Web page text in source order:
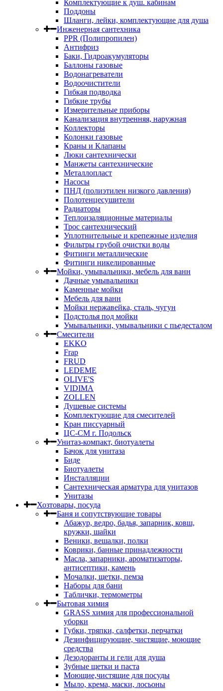
Комплектующие к душ. кабинам
Поддоны
Шланги, лейки, комплектующие для душа
Инженерная сантехника
PPR (Полипропилен)
Антифриз
Баки, Гидроакумуляторы
Баллоны газовые
Водонагреватели
Водоочистители
Гибкая подводка
Гибкие трубы
Измерительные приборы
Канализация внутренняя, наружная
Коллекторы
Колонки газовые
Краны и Клапаны
Люки сантехнически
Манжеты сантехнические
Металлопласт
Насосы
ПНД (полиэтилен низкого давления)
Полотенцесушители
Радиаторы
Теплоизаляционные материалы
Трос сантехнический
Уплотнительные и крепежные изделия
Фильтры грубой очистки воды
Фитинги металлические
Фитинги никелированные
Мойки, умывальники, мебель для ванн
Дачные умывальники
Каменные мойки
Мебель для ванн
Мойки нержавейка, сталь, чугун
Подстолья под мойки
Умывальники, умывальники с пьедесталом
Смесители
EKKO
Frap
FRUD
LEDEME
OLIVE'S
VIDIMA
ZOLLEN
Душевые системы
Комплектующие для смесителей
Кран писсуарный
ЦС-СМ г. Подольск
Унитаз-компакт, биотуалеты
Бачок для унитаза
Биде
Биотуалеты
Инсталляции
Сантехническая арматура для унитазов
Унитазы
Хозтовары, посуда
Баня и сопутствующие товары
Абажур, ведро, бадья, запарник, ковш,
кружки, шайки
Веники, вешалки, полки
Коврики, банные принадлежности
Масла, запарники, ароматизаторы,
антисептики, камень
Мочалки, щетки, пемза
Наборы для бани
Таблички, термометры
Бытовая химия
GRASS химия для профессиональной
уборки
Губки, тряпки, салфетки, перчатки
Дезинфицирующие, чистящие, моющие
средства
Дезодоранты и гели для душа
Зубные щетки и паста
Моющие,чистящие для посуды
Мыло, крема, маски, лосьоны